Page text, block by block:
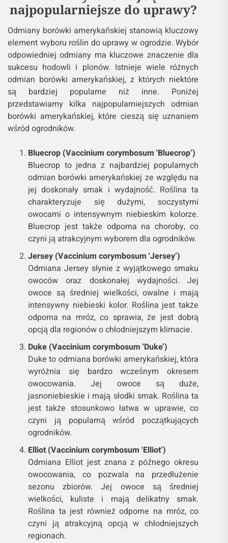
najpopularniejsze do uprawy?
Odmiany borówki amerykańskiej stanowią kluczowy
element wyboru roślin do uprawy w ogrodzie. Wybór
odpowiedniej odmiany ma kluczowe znaczenie dla
sukcesu hodowli i plonów. Istnieje wiele różnych
odmian borówki amerykańskiej, z których niektóre
są bardziej popularne niż inne. Poniżej
przedstawiamy kilka najpopularniejszych odmian
borówki amerykańskiej, które cieszą się uznaniem
wśród ogrodników.
Bluecrop (Vaccinium corymbosum 'Bluecrop’)
Bluecrop to jedna z najbardziej popularnych
odmian borówki amerykańskiej ze względu na
jej doskonały smak i wydajność. Roślina ta
charakteryzuje się dużymi, soczystymi
owocami o intensywnym niebieskim kolorze.
Bluecrop jest także odporna na choroby, co
czyni ją atrakcyjnym wyborem dla ogrodników.
Jersey (Vaccinium corymbosum 'Jersey’)
Odmiana Jersey słynie z wyjątkowego smaku
owoców oraz doskonałej wydajności. Jej
owoce są średniej wielkości, owalne i mają
intensywny niebieski kolor. Roślina jest także
odporna na mróz, co sprawia, że jest dobrą
opcją dla regionów o chłodniejszym klimacie.
Duke (Vaccinium corymbosum 'Duke’)
Duke to odmiana borówki amerykańskiej, która
wyróżnia się bardzo wcześnym okresem
owocowania. Jej owoce są duże,
jasnoniebieskie i mają słodki smak. Roślina ta
jest także stosunkowo łatwa w uprawie, co
czyni ją popularną wśród początkujących
ogrodników.
Elliot (Vaccinium corymbosum 'Elliot’)
Odmiana Elliot jest znana z późnego okresu
owocowania, co pozwala na przedłużenie
sezonu zbiorów. Jej owoce są średniej
wielkości, kuliste i mają delikatny smak.
Roślina ta jest również odporne na mróz, co
czyni ją atrakcyjną opcją w chłodniejszych
regionach.